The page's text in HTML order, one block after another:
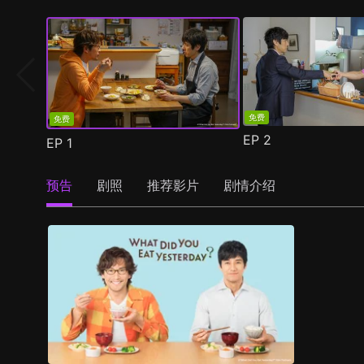
免费
EP 1
免费
EP 2
预告 剧照 推荐影片 剧情介绍